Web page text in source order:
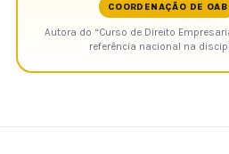
COORDENAÇÃO DE OAB
Autora do “Curso de Direito
referência nacional na